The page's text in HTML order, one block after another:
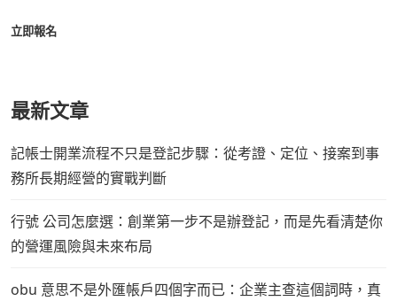
立即報名
最新文章
記帳士開業流程不只是登記步驟：從考證、定位、接案到事
務所長期經營的實戰判斷
行號 公司怎麼選：創業第一步不是辦登記，而是先看清楚你
的營運風險與未來布局
obu 意思不是外匯帳戶四個字而已：企業主查這個詞時，真